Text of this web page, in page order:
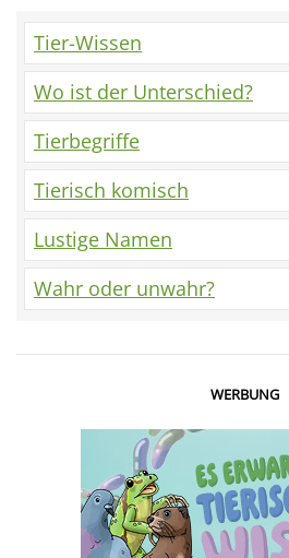
Tier-Wissen
Wo ist der Unterschied?
Tierbegriffe
Tierisch komisch
Lustige Namen
Wahr oder unwahr?
WERBUNG